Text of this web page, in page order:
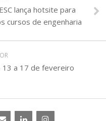
lança hotsite para
cursos de engenharia
13 a 17 de fevereiro